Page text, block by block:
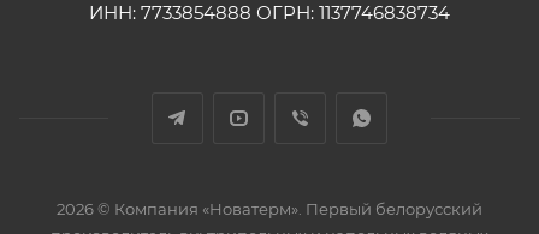
ИНН: 7733854888 ОГРН: 1137746838734
2026 © Компания «Новатерм». Первый белорусский